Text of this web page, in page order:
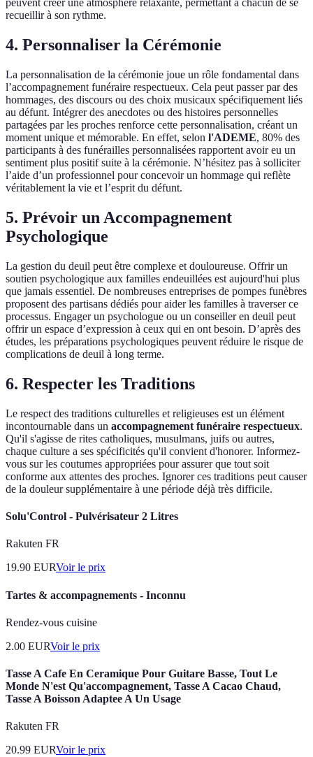
peuvent créer une atmosphère relaxante, permettant à chacun de se
recueillir à son rythme.
4. Personnaliser la Cérémonie
La personnalisation de la cérémonie joue un rôle fondamental dans
l’accompagnement funéraire respectueux. Cela peut passer par des
hommages, des discours ou des choix musicaux spécifiquement liés
au défunt. Intégrer des anecdotes ou des histoires personnelles
partagées par les proches renforce cette personnalisation, créant un
moment unique et mémorable. En effet, selon l'ADEME, 80% des
participants à des funérailles personnalisées rapportent avoir eu un
sentiment plus positif suite à la cérémonie. N’hésitez pas à solliciter
l’aide d’un professionnel pour concevoir un hommage qui reflète
véritablement la vie et l’esprit du défunt.
5. Prévoir un Accompagnement
Psychologique
La gestion du deuil peut être complexe et douloureuse. Offrir un
soutien psychologique aux familles endeuillées est aujourd'hui plus
que jamais essentiel. De nombreuses entreprises de pompes funèbres
proposent des partisans dédiés pour aider les familles à traverser ce
processus. Engager un psychologue ou un conseiller en deuil peut
offrir un espace d’expression à ceux qui en ont besoin. D’après des
études, les préparations psychologiques peuvent réduire le risque de
complications de deuil à long terme.
6. Respecter les Traditions
Le respect des traditions culturelles et religieuses est un élément
incontournable dans un accompagnement funéraire respectueux.
Qu'il s'agisse de rites catholiques, musulmans, juifs ou autres,
chaque culture a ses spécificités qu'il convient d'honorer. Informez-
vous sur les coutumes appropriées pour assurer que tout soit
conforme aux attentes des proches. Ignorer ces traditions peut causer
de la douleur supplémentaire à une période déjà très difficile.
Solu'Control - Pulvérisateur 2 Litres
Rakuten FR
19.90 EURVoir le prix
Tartes & accompagnements - Inconnu
Rendez-vous cuisine
2.00 EURVoir le prix
Tasse A Cafe En Ceramique Pour Guitare Basse, Tout Le
Monde N'est Qu'accompagnement, Tasse A Cacao Chaud,
Tasse A Boisson Adaptee A Un Usage
Rakuten FR
20.99 EURVoir le prix